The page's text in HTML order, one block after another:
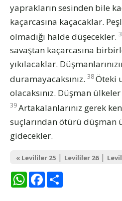
yaprakların sesinden bile
kaçarcasına kaçacaklar.
olmadığı halde düşecekler.
savaştan kaçarcasına
yıkılacaklar.
duramayacaksınız. 38Öteki
olacaksınız. Düşman
39Artakalanlarınız gerek
suçlarından ötürü düşman
gidecekler.
« Levililer 25 | Levililer 26|
WhatsAppFacebook